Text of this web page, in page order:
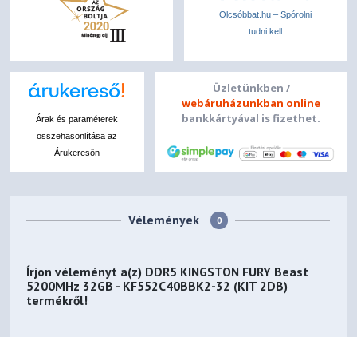
Olcsóbbat.hu – Spórolni
tudni kell
Árak és paraméterek
összehasonlítása az
Árukeresőn
Üzletünkben /
webáruházunkban online
bankkártyával is fizethet.
Vélemények 0
Írjon véleményt a(z) DDR5 KINGSTON FURY Beast
5200MHz 32GB - KF552C40BBK2-32 (KIT 2DB)
termékről!